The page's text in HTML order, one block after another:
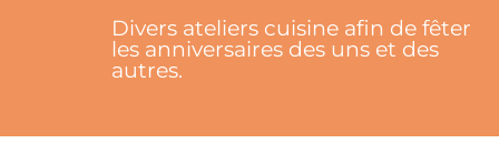
Divers ateliers cuisine afin de fêter
les anniversaires des uns et des
autres.